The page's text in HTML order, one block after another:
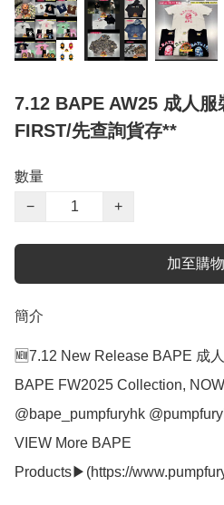
7.12 BAPE AW25 成人
FIRST/先查詢貨存**
數量
−
+
加至購
簡介
🆕7.12 New Release BAPE 成
BAPE FW2025 Collection,
@bape_pumpfuryhk
VIEW More BAPE
Products▶(https://